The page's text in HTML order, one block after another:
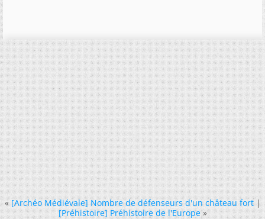
« [Archéo Médiévale] Nombre de défenseurs d'un château fort|
[Préhistoire] Préhistoire de l'Europe »